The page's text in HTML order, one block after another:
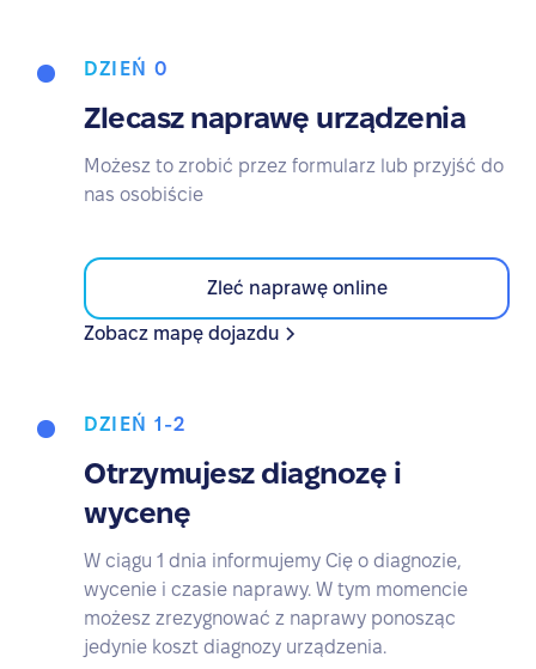
DZIEŃ 0
Zlecasz naprawę urządzenia
Możesz to zrobić przez formularz lub przyjść do
nas osobiście
Zleć naprawę online
Zobacz mapę dojazdu
DZIEŃ 1-2
Otrzymujesz diagnozę i
wycenę
W ciągu 1 dnia informujemy Cię o diagnozie,
wycenie i czasie naprawy. W tym momencie
możesz zrezygnować z naprawy ponosząc
jedynie koszt diagnozy urządzenia.